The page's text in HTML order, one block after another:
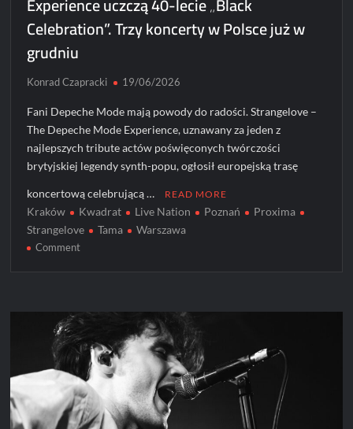
Celebration”. Trzy koncerty w Polsce już w
grudniu
Konrad Czapracki 19/06/2026
Fani Depeche Mode mają powody do radości. Strangelove –
The Depeche Mode Experience, uznawany za jeden z
najlepszych tribute actów poświęconych twórczości
brytyjskiej legendy synth-popu, ogłosił europejską trasę
koncertową celebrującą … READ MORE
Kraków Kwadrat Live Nation Poznań
Proxima
Strangelove
Tama Warszawa
Commenton
Depeche
Experience
uczczą
40-
lecie
„Black